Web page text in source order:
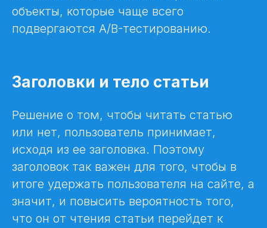
объекты, которые чаще всего
подвергаются A/B-тестированию.
Заголовки и тело статьи
Решение о том, чтобы читать статью
или нет, пользователь принимает,
исходя из ее заголовка. Поэтому
заголовок так важен для того, чтобы в
итоге удержать пользователя на сайте, а
значит, и повысить вероятность того,
что он от чтения статьи перейдет к